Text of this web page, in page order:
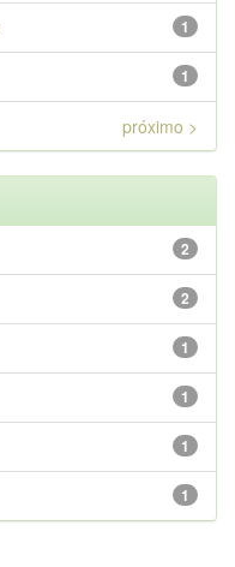
1
1
próximo >
2
2
1
1
1
1